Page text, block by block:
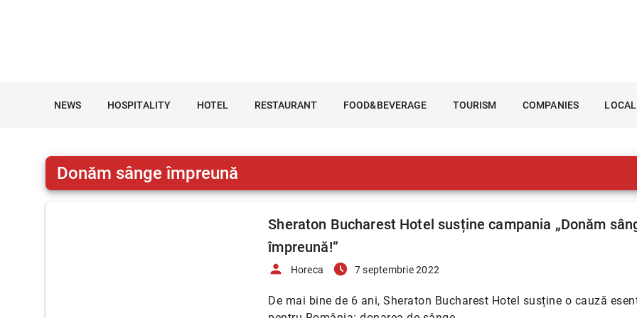
NEWS HOSPITALITY HOTEL RESTAURANT FOOD&BEVERAGE TOURISM COMPANIES
Donăm sânge împreună
Sheraton Bucharest Hotel susține campania „Donăm
împreună!”
person Horeca access_time_filled 7 septembrie 2022
De mai bine de 6 ani, Sheraton Bucharest Hotel susține o cauză